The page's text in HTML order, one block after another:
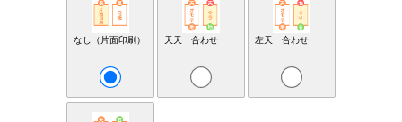
なし（片面印刷） 天天 合わせ 左天 合わせ